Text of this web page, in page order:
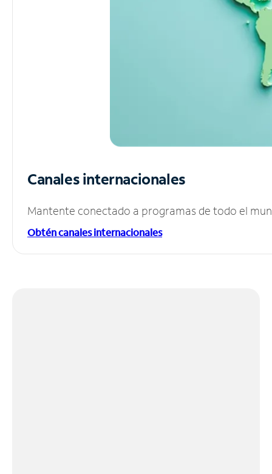
Canales internacionales
Mantente conectado a programas de todo el
Obtén canales internacionales